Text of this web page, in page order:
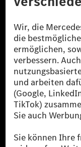
reduzierte CO₂-
zertifizierte
[2] Renewable Charging
Public in Europa, den
Ladestation noch kein
verwendet Renewable
sicher, dass für
Strommenge aus
Sie stammen
als sechs Jahre sind.
* Inkl. EKOenergy
* Die angegebenen
Messverfahren WLTP